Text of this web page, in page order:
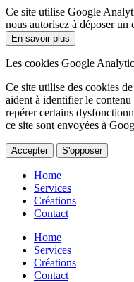
Ce site utilise Google
nous autorisez à déposer un
En savoir plus
Les cookies Google
Ce site utilise des cookies
aident à identifier le
repérer certains
ce site sont envoyées à
Accepter S'opposer
Home
Services
Créations
Contact
Home
Services
Créations
Contact